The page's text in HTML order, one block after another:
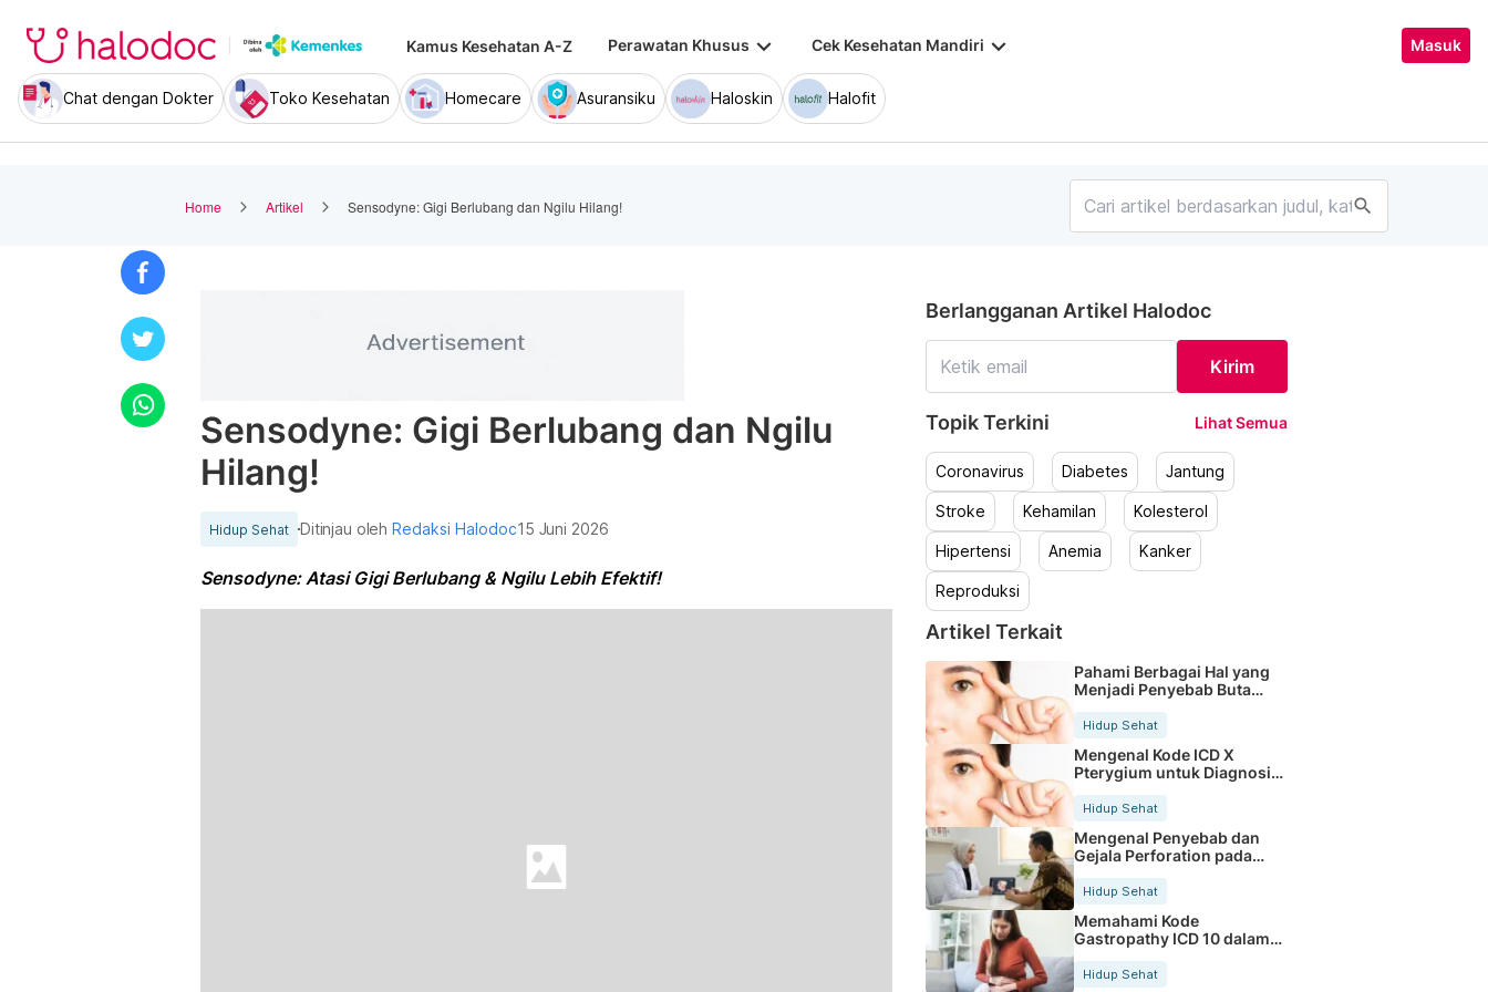
Kamus Kesehatan A-Z Perawatan Khusus keyboard_arrow_down Cek Kesehatan Mandiri keyboard_arrow_down Masuk
Chat dengan Dokter Toko Kesehatan Homecare Asuransiku Haloskin Halofit
Home Artikel Sensodyne: Gigi Berlubang dan Ngilu Hilang! search
Sensodyne: Gigi Berlubang dan Ngilu
Hilang!
Hidup Sehat Ditinjau olehRedaksi Halodoc15 Juni 2026
Sensodyne: Atasi Gigi Berlubang & Ngilu Lebih Efektif!
Berlangganan Artikel Halodoc
Kirim
Topik Terkini Lihat Semua
Coronavirus Diabetes Jantung
Stroke Kehamilan Kolesterol
Hipertensi Anemia Kanker
Reproduksi
Artikel Terkait
Pahami Berbagai Hal yang
Menjadi Penyebab Buta
Hidup Sehat
Mengenal Kode ICD X
Pterygium untuk Diagnosis
Hidup Sehat
Mengenal Penyebab dan
Gejala Perforation pada
Tubuh
Hidup Sehat
Memahami Kode
Gastropathy ICD 10 dalam
Rekam Medis Pasien
Hidup Sehat